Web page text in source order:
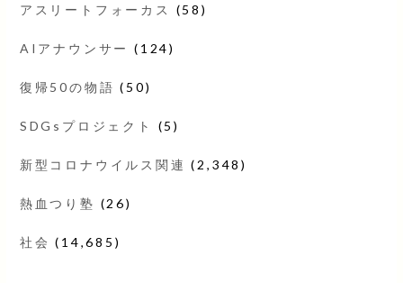
アスリートフォーカス (58)
AIアナウンサー (124)
復帰50の物語 (50)
SDGsプロジェクト (5)
新型コロナウイルス関連 (2,348)
熱血つり塾 (26)
社会 (14,685)